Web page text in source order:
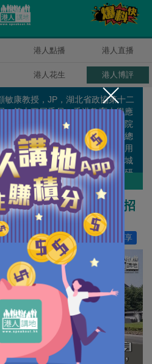
港人點播 港人直播
港人花生 港人博評
敏康教授，JP，湖北省政協第十二
、第十三屆委員，香港教育大學應
用政策研究及教育未來學院聯席副院
長、國家安全與法律教育研究中心總
；原湘潭大學法學學部部長、信用
險管理學院院長、博導；原香港城
大學法律學院副院長、全國港澳研
究會理事。作者其他博評
反制越來越成熟 「見招
分享
讚好 4